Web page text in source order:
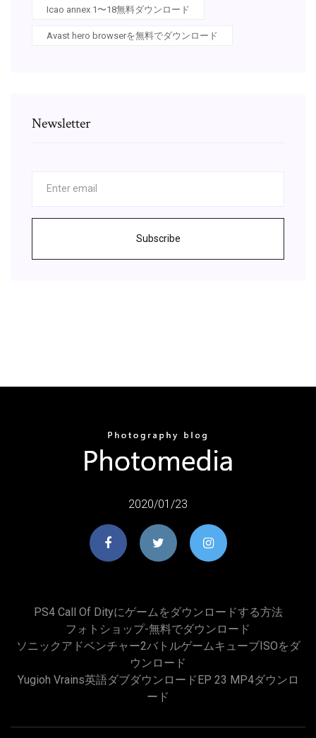
Icao annex 1〜18無料ダウンロード
Avast hero browserを無料でダウンロード
Newsletter
Subscribe
2020/01/23
PS4 Call Of Dityにゲームをダウンロードする方法
フォトショップ-無料でダウンロード
ソニックアドベンチャー2バトルゲームキューブISOをダ
ウンロード
Yugioh Vrains英語ダブダウンロードEP 23 MP4ダウンロ
ード